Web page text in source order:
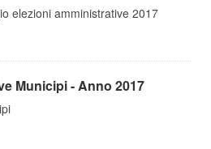
elezioni amministrative 2017
Municipi - Anno 2017